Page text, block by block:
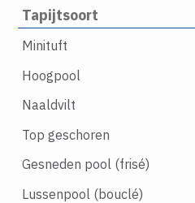
Tapijtsoort
Minituft
Hoogpool
Naaldvilt
Top geschoren
Gesneden pool (frisé)
Lussenpool (bouclé)